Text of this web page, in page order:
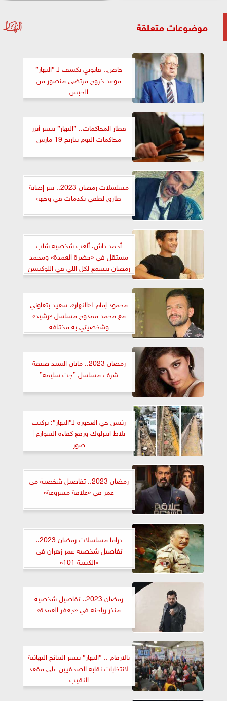
موضوعات متعلقة
خاص.. قانوني يكشف لـ ”النهار”
موعد خروج مرتضى منصور من
الحبس
قطار المحاكمات.. ”النهار” تنشر أبرز
محاكمات اليوم بتاريخ 19 مارس
مسلسلات رمضان 2023.. سر إصابة
طارق لطفي بكدمات في وجهه
أحمد داش: ألعب شخصية شاب
مستقل في «حضرة العمدة» ومحمد
رمضان بيسمع لكل اللي في اللوكيشن
محمود إمام لـ«النهار»: سعيد بتعاوني
مع محمد ممدوح مسلسل «رشيد»
وشخصيتي به مختلفة
رمضان 2023.. مايان السيد ضيفة
شرف مسلسل ”جت سليمة”
رئيس حي العجوزة لـ”النهار”: تركيب
بلاط انترلوك ورفع كفاءة الشوارع |
صور
رمضان 2023.. تفاصيل شخصية مى
عمر في «علاقة مشروعة»
دراما مسلسلات رمضان 2023..
تفاصيل شخصية عمر زهران فى
«الكتيبة 101»
رمضان 2023.. تفاصيل شخصية
منذر رياحنة في «جعفر العمدة»
بالارقام .. ”النهار” تنشر النتائج النهائية
لانتخابات نقابة الصحفيين على مقعد
النقيب